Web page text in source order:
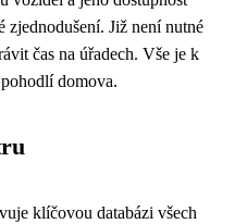
zjednodušení. Již není nutné
čas na úřadech. Vše je k
domova.
klíčovou databázi všech